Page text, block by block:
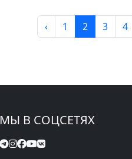
‹ 1 2 3 4
МЫ В СОЦСЕТЯХ